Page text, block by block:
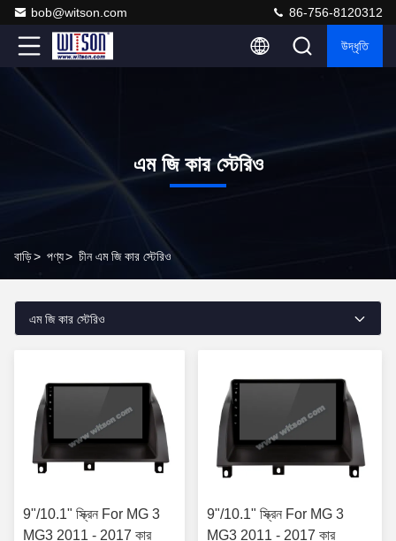
bob@witson.com 86-756-8120312
উদ্ধৃতি
এম জি কার স্টেরিও
বাড়ি> পণ্য> চীন এম জি কার স্টেরিও
এম জি কার স্টেরিও
9"/10.1" স্ক্রিন For MG 3
MG3 2011 - 2017 কার
9"/10.1" স্ক্রিন For MG 3
MG3 2011 - 2017 কার